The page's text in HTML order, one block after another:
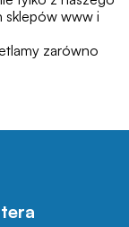
sklepów www i
zarówno